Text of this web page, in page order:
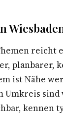
reicht
planbarer,
ist Nähe
Umkreis
kennen